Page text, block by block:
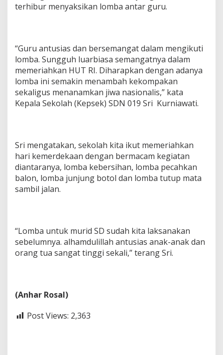
terhibur menyaksikan lomba antar guru.
“Guru antusias dan bersemangat dalam mengikuti
lomba. Sungguh luarbiasa semangatnya dalam
memeriahkan HUT RI. Diharapkan dengan adanya
lomba ini semakin menambah kekompakan
sekaligus menanamkan jiwa nasionalis,” kata
Kepala Sekolah (Kepsek) SDN 019 Sri Kurniawati.
Sri mengatakan, sekolah kita ikut memeriahkan
hari kemerdekaan dengan bermacam kegiatan
diantaranya, lomba kebersihan, lomba pecahkan
balon, lomba junjung botol dan lomba tutup mata
sambil jalan.
“Lomba untuk murid SD sudah kita laksanakan
sebelumnya. alhamdulillah antusias anak-anak dan
orang tua sangat tinggi sekali,” terang Sri.
(Anhar Rosal)
Post Views: 2,363